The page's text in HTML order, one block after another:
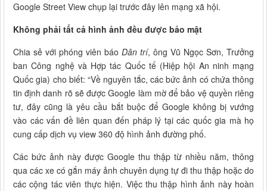
Google Street View chụp lại trước đây lên mạng xã hội.
Không phải tất cả hình ảnh đều được bảo mật
Chia sẻ với phóng viên báo Dân trí, ông Vũ Ngọc Sơn, Trưởng
ban Công nghệ và Hợp tác Quốc tế (Hiệp hội An ninh mạng
Quốc gia) cho biết: “Về nguyên tắc, các bức ảnh có chứa thông
tin định danh rõ sẽ được Google làm mờ để bảo vệ quyền riêng
tư, đây cũng là yêu cầu bắt buộc để Google không bị vướng
vào các vấn đề liên quan đến pháp lý tại các quốc gia mà họ
cung cấp dịch vụ view 360 độ hình ảnh đường phố.
Các bức ảnh này được Google thu thập từ nhiều năm, thông
qua các xe có gắn máy ảnh chuyên dụng tự đi thu thập hoặc do
các cộng tác viên thực hiện. Việc thu thập hình ảnh này hoàn